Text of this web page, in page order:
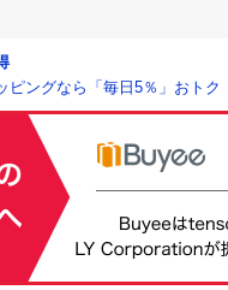
ピングなら「毎日5％」おトク